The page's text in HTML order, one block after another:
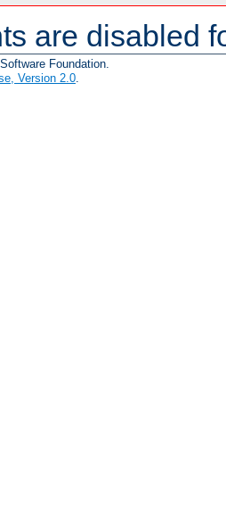
are disabled
Foundation.
Version 2.0